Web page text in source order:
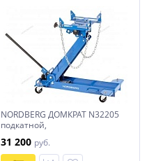
NORDBERG ДОМКРАТ N32205
подкатной,
трансмиссионный
31 200 руб.